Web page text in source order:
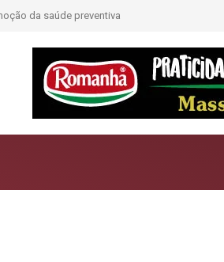
saúde preventivaModa e Arte